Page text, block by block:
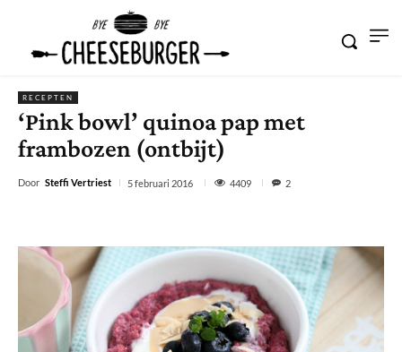
RECEPTEN
‘Pink bowl’ quinoa pap met
frambozen (ontbijt)
Door Steffi Vertriest 5 februari 2016 4409 2